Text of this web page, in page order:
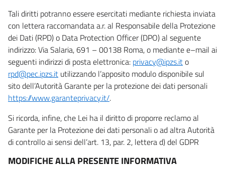
Tali diritti potranno essere esercitati mediante richiesta inviata
con lettera raccomandata a.r. al Responsabile della Protezione
dei Dati (RPD) o Data Protection Officer (DPO) al seguente
indirizzo: Via Salaria, 691 – 00138 Roma, o mediante e–mail ai
seguenti indirizzi di posta elettronica: privacy@ipzs.ito
rpd@pec.ipzs.it utilizzando l’apposito modulo disponibile sul
sito dell’Autorità Garante per la protezione dei dati personali
https://www.garanteprivacy.it/.
Si ricorda, infine, che Lei ha il diritto di proporre reclamo al
Garante per la Protezione dei dati personali o ad altra Autorità
di controllo ai sensi dell’art. 13, par. 2, lettera d) del GDPR
MODIFICHE ALLA PRESENTE INFORMATIVA